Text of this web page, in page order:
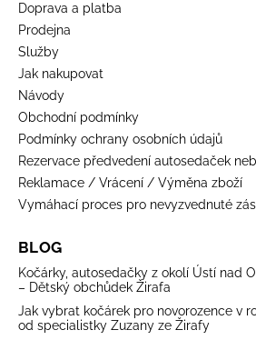
Doprava a platba
Prodejna
Služby
Jak nakupovat
Návody
Obchodní podmínky
Podmínky ochrany osobních údajů
Rezervace předvedení autosedaček
Reklamace / Vrácení / Výměna zboží
Vymáhací proces pro nevyzvednuté
BLOG
Kočárky, autosedačky z okolí Ústí nad
– Dětský obchůdek Žirafa
Jak vybrat kočárek pro novorozence v
od specialistky Zuzany ze Žirafy